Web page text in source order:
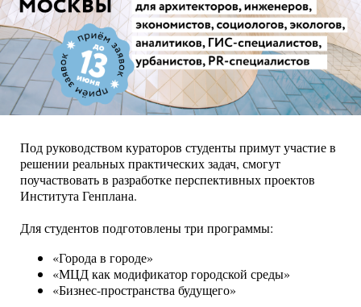
Под руководством кураторов студенты примут участие в
решении реальных практических задач, смогут
поучаствовать в разработке перспективных проектов
Института Генплана.
Для студентов подготовлены три программы:
«Города в городе»
«МЦД как модификатор городской среды»
«Бизнес-пространства будущего»